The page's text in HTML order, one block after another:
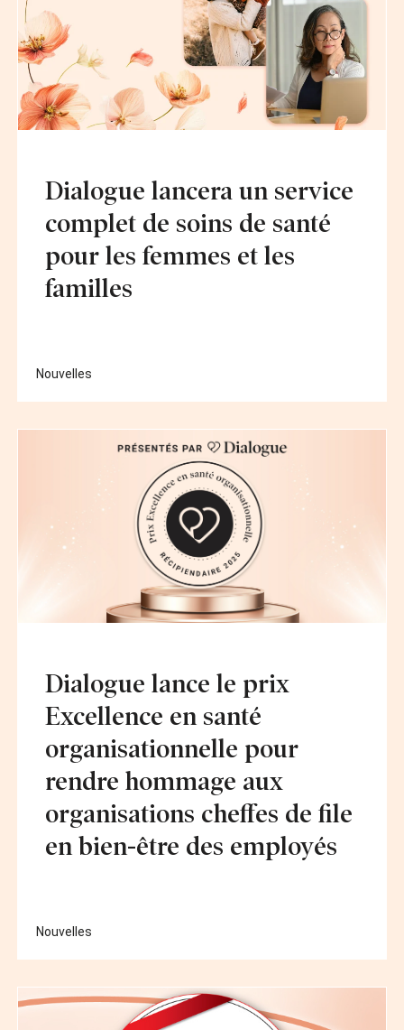
Dialogue lancera un service
complet de soins de santé
pour les femmes et les
familles
Nouvelles
Dialogue lance le prix
Excellence en santé
organisationnelle pour
rendre hommage aux
organisations cheffes de file
en bien-être des employés
Nouvelles